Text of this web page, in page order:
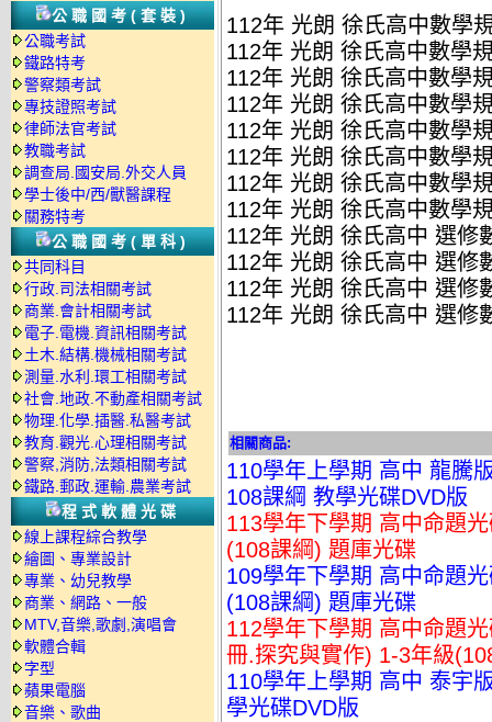
公職國考(套裝)
公職考試
鐵路特考
警察類考試
專技證照考試
律師法官考試
教職考試
調查局.國安局.外交人員
學士後中/西/獸醫課程
關務特考
公職國考(單科)
共同科目
行政.司法相關考試
商業.會計相關考試
電子.電機.資訊相關考試
土木.結構.機械相關考試
測量.水利.環工相關考試
社會.地政.不動產相關考試
物理.化學.插醫.私醫考試
教育.觀光.心理相關考試
警察,消防,法類相關考試
鐵路.郵政.運輸.農業考試
程式軟體光碟
線上課程綜合教學
繪圖、專業設計
專業、幼兒教學
商業、網路、一般
MTV,音樂,歌劇,演唱會
軟體合輯
字型
蘋果電腦
音樂、歌曲
112年 光朗 徐氏高中數學
112年 光朗 徐氏高中數學
112年 光朗 徐氏高中數學
112年 光朗 徐氏高中數學
112年 光朗 徐氏高中數學
112年 光朗 徐氏高中數學
112年 光朗 徐氏高中數學
112年 光朗 徐氏高中數學
112年 光朗 徐氏高中 選修
112年 光朗 徐氏高中 選修
112年 光朗 徐氏高中 選修
112年 光朗 徐氏高中 選修
相關商品:
110學年上學期 高中 龍騰
108課綱 教學光碟DVD版
113學年下學期 高中命題
(108課綱) 題庫光碟
109學年下學期 高中命題
(108課綱) 題庫光碟
112學年下學期 高中命
冊.探究與實作) 1-3年級
110學年上學期 高中 泰宇
學光碟DVD版